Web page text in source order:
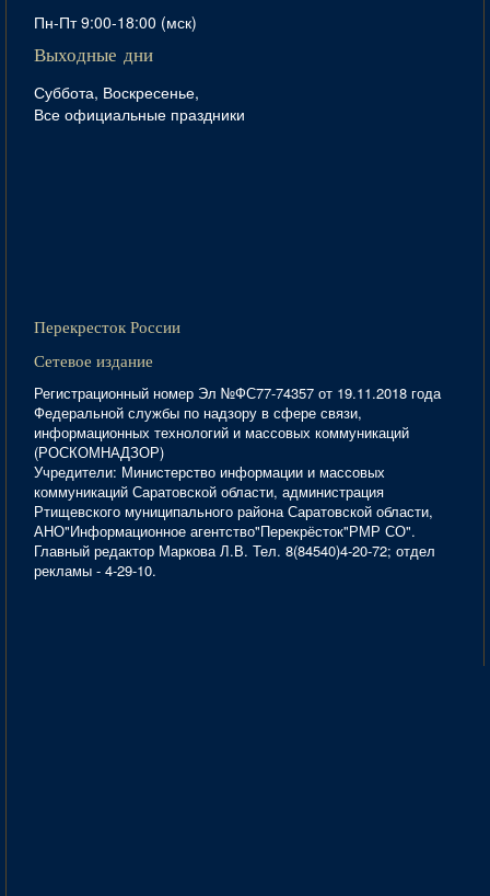
Пн-Пт 9:00-18:00 (мск)
Выходные дни
Суббота, Воскресенье,
Все официальные праздники
Перекресток России
Сетевое издание
Регистрационный номер Эл №ФС77-74357 от 19.11.2018 года
Федеральной службы по надзору в сфере связи,
информационных технологий и массовых коммуникаций
(РОСКОМНАДЗОР)
Учредители: Министерство информации и массовых
коммуникаций Саратовской области, администрация
Ртищевского муниципального района Саратовской области,
АНО"Информационное агентство"Перекрёсток"РМР СО".
Главный редактор Маркова Л.В. Тел. 8(84540)4-20-72; отдел
рекламы - 4-29-10.